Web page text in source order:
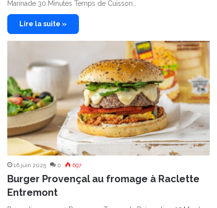
Marinade 30 Minutes Temps de Cuisson…
Lire la suite »
16 juin 2025 0 697
Burger Provençal au fromage à Raclette
Entremont